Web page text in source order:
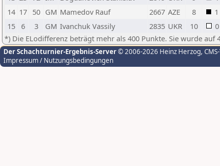
14 17 50 GM Mamedov Rauf 2667 AZE 8
1
15
6 3 GM Ivanchuk Vassily 2835 UKR 10
0
*) Die ELodifferenz beträgt mehr als 400 Punkte. Sie wurde auf
Der Schachturnier-Ergebnis-Server© 2006-2026 Heinz Herzog,
Impressum / Nutzungsbedingungen